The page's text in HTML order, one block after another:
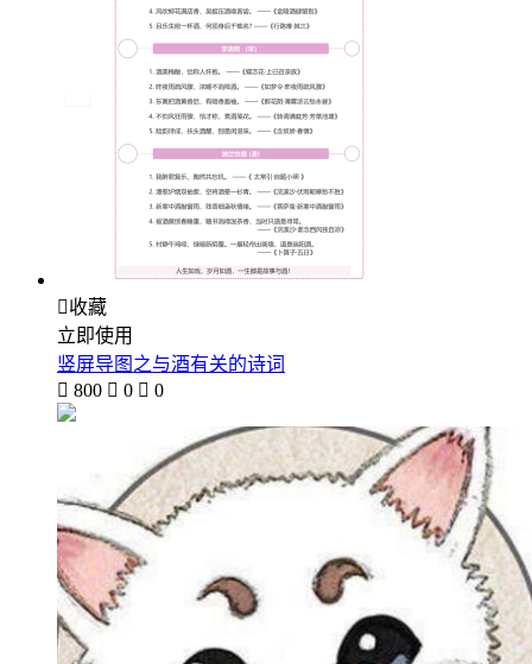
收藏
立即使用
竖屏导图之与酒有关的诗词
 800  0  0